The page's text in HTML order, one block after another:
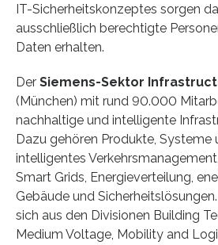
IT-Sicherheitskonzeptes sorgen
ausschließlich berechtigte
Daten erhalten.
Der Siemens-Sektor
(München) mit rund 90.000
nachhaltige und intelligente
Dazu gehören Produkte, Systeme
intelligentes
Smart Grids, Energieverteilung,
Gebäude und
sich aus den Divisionen Building
Medium Voltage, Mobility and